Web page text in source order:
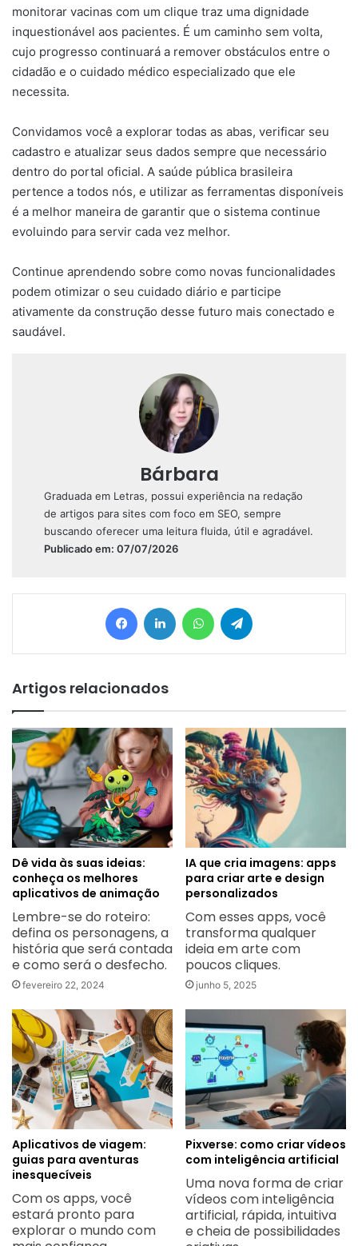
monitorar vacinas com um clique traz uma dignidade
inquestionável aos pacientes. É um caminho sem volta,
cujo progresso continuará a remover obstáculos entre o
cidadão e o cuidado médico especializado que ele
necessita.
Convidamos você a explorar todas as abas, verificar seu
cadastro e atualizar seus dados sempre que necessário
dentro do portal oficial. A saúde pública brasileira
pertence a todos nós, e utilizar as ferramentas disponíveis
é a melhor maneira de garantir que o sistema continue
evoluindo para servir cada vez melhor.
Continue aprendendo sobre como novas funcionalidades
podem otimizar o seu cuidado diário e participe
ativamente da construção desse futuro mais conectado e
saudável.
Bárbara
Graduada em Letras, possui experiência na redação
de artigos para sites com foco em SEO, sempre
buscando oferecer uma leitura fluida, útil e agradável.
Publicado em: 07/07/2026
FacebookLinkedin WhatsApp
Artigos relacionados
Dê vida às suas ideias:
conheça os melhores
aplicativos de animação
Lembre-se do roteiro:
defina os personagens, a
história que será contada
e como será o desfecho.
fevereiro 22, 2024
IA que cria imagens: apps
para criar arte e design
personalizados
Com esses apps, você
transforma qualquer
ideia em arte com
poucos cliques.
junho 5, 2025
Aplicativos de viagem:
guias para aventuras
inesquecíveis
Com os apps, você
estará pronto para
explorar o mundo com
Pixverse: como criar vídeos
com inteligência artificial
Uma nova forma de criar
vídeos com inteligência
artificial, rápida, intuitiva
e cheia de possibilidades